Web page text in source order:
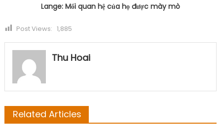
Lange: Mối quan hệ của họ được mày mò
Post Views: 1,885
Thu Hoai
Related Articles